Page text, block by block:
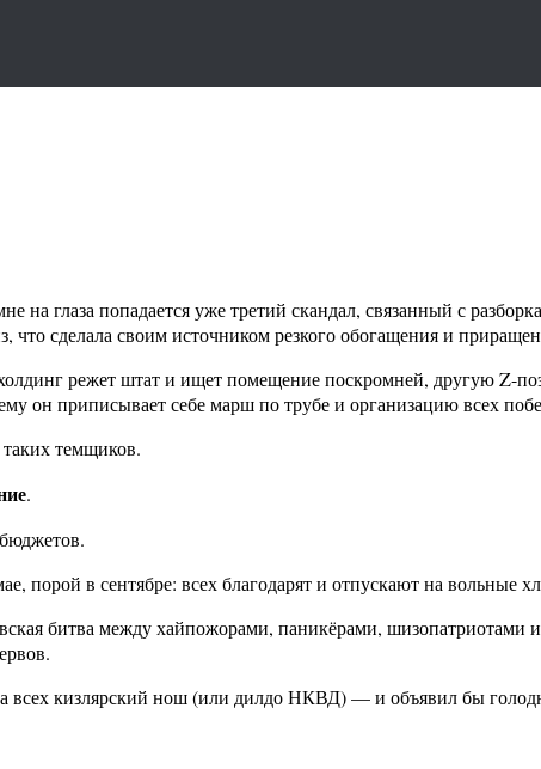
на глаза попадается уже третий скандал, связанный с
что сделала своим источником резкого обогащения и
режет штат и ищет помещение поскромней, другую Z-
он приписывает себе марш по трубе и организацию всех
темщиков.
.
порой в сентябре: всех благодарят и отпускают на вольные
битва между хайпожорами, паникёрами,
всех кизлярский нош (или дилдо НКВД) — и объявил бы